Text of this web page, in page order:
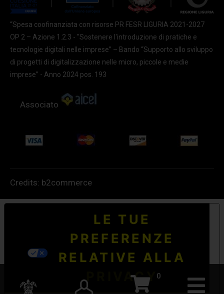
0
“Spesa coofinanziata con risorse PR FESR LIGURIA 2021-2027
OP 2 – Azione 1.2.3 - "Sostenere l'introduzione di pratiche e
tecnologie digitali nelle imprese” – Bando “Supporto allo sviluppo
di progetti di digitalizzazione nelle micro, piccole e medie
imprese” - Anno 2024 pos. 193
Associato
Credits: b2commerce
LE TUE
PREFERENZE
RELATIVE ALLA
PRIVACY